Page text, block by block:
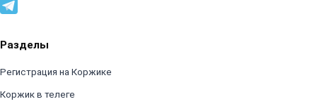
Разделы
Регистрация на Коржике
Коржик в телеге